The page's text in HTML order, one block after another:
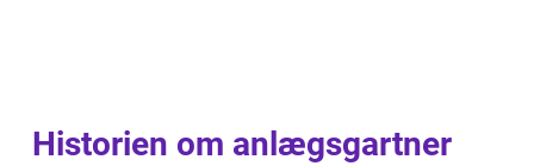
Historien om anlægsgartner